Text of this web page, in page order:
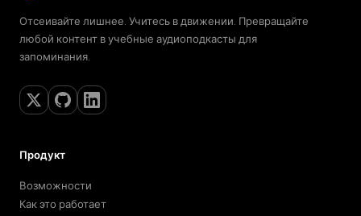
Отсеивайте лишнее. Учитесь в движении. Превращайте
любой контент в учебные аудиоподкасты для
запоминания.
Продукт
Возможности
Как это работает